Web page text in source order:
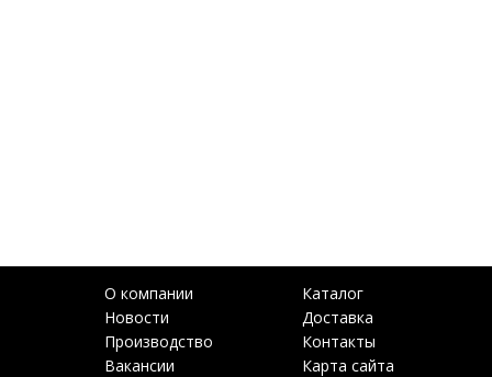
О компании
Каталог
Новости
Доставка
Производство
Контакты
Вакансии
Карта сайта